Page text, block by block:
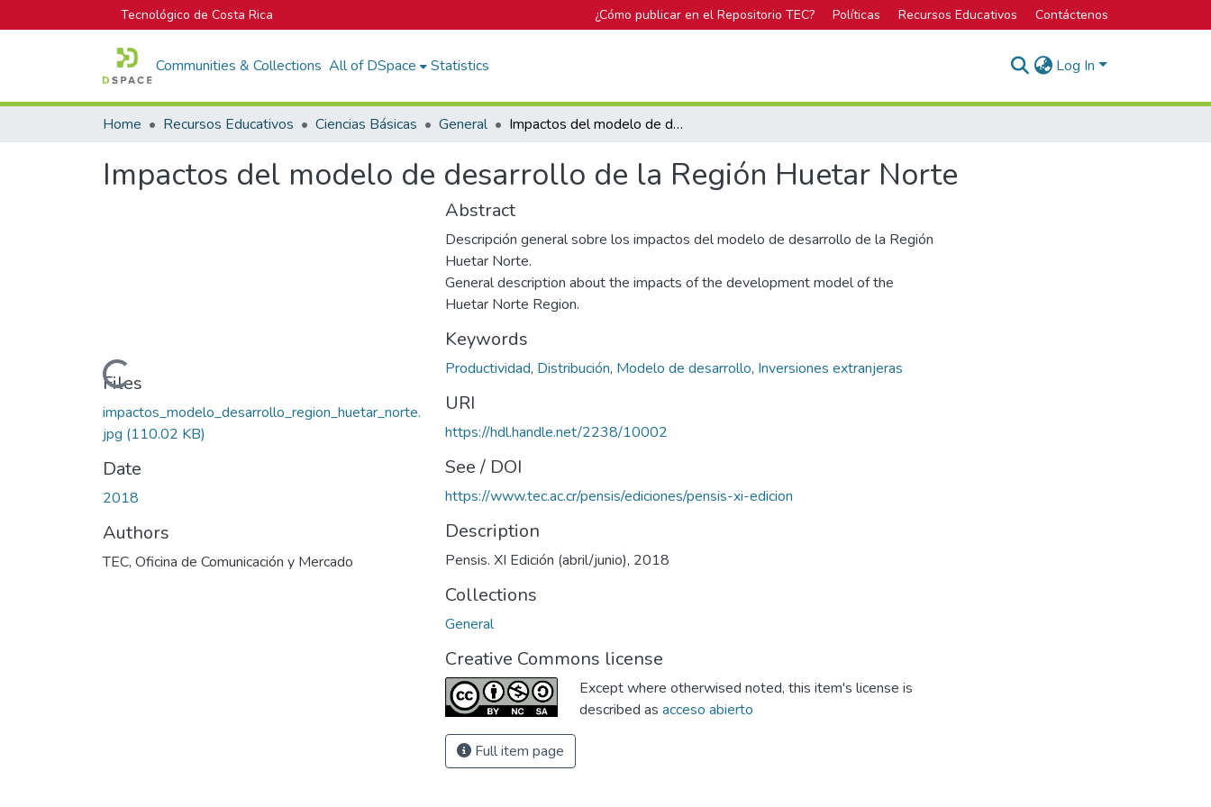
Tecnológico de Costa Rica ¿Cómo publicar en el Repositorio TEC? Políticas Recursos Educativos Contáctenos
Communities & Collections All of DSpace Statistics Log In
Home Recursos Educativos Ciencias Básicas General Impactos del modelo de desarrollo de la Región Huetar Norte
Impactos del modelo de desarrollo de la Región Huetar Norte
Loading...
Files
impactos_modelo_desarrollo_region_huetar_norte.
jpg (110.02 KB)
Date
2018
Authors
TEC, Oficina de Comunicación y Mercado
Abstract
Descripción general sobre los impactos del modelo de desarrollo de la Región
Huetar Norte.
General description about the impacts of the development model of the
Huetar Norte Region.
Keywords
Productividad, Distribución, Modelo de desarrollo, Inversiones extranjeras
URI
https://hdl.handle.net/2238/10002
See / DOI
https://www.tec.ac.cr/pensis/ediciones/pensis-xi-edicion
Description
Pensis. XI Edición (abril/junio), 2018
Collections
General
Creative Commons license
Except where otherwised noted, this item's license is
described as acceso abierto
Full item page